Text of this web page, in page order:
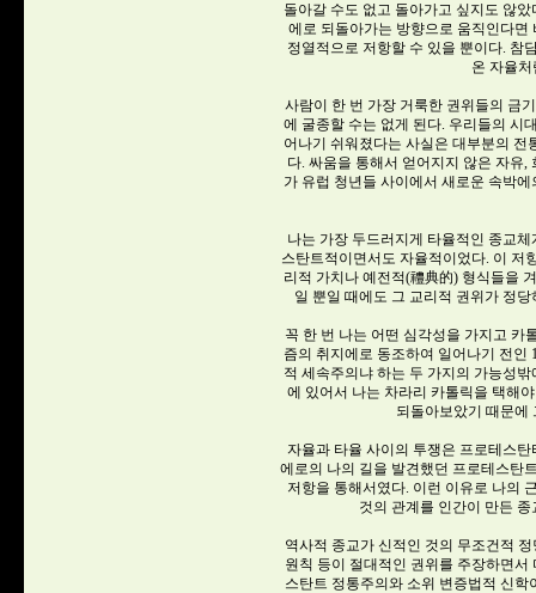
돌아갈 수도 없고 돌아가고 싶지도 않
에로 되돌아가는 방향으로 움직인다
정열적으로 저항할 수 있을 뿐이다. 참
온 자율
사람이 한 번 가장 거룩한 권위들의 금
에 굴종할 수는 없게 된다. 우리들의 시
어나기 쉬워졌다는 사실은 대부분의
다. 싸움을 통해서 얻어지지 않은 자유
가 유럽 청년들 사이에서 새로운 속박
나는 가장 두드러지게 타율적인 종교
스탄트적이면서도 자율적이었다. 이 저
리적 가치나 예전적(禮典的) 형식들을
일 뿐일 때에도 그 교리적 권위가 정
꼭 한 번 나는 어떤 심각성을 가지고 카
즘의 취지에로 동조하여 일어나기 전인
적 세속주의냐 하는 두 가지의 가능성
에 있어서 나는 차라리 카톨릭을 택해
되돌아보았기 때문에
자율과 타율 사이의 투쟁은 프로테스
에로의 나의 길을 발견했던 프로테스탄
저항을 통해서였다. 이런 이유로 나의
것의 관계를 인간이 만든
역사적 종교가 신적인 것의 무조건적
원칙 등이 절대적인 권위를 주장하면
스탄트 정통주의와 소위 변증법적 신